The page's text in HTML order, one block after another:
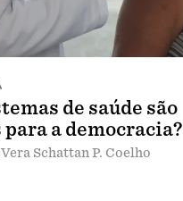
de saúde são
a democracia?
Schattan P. Coelho